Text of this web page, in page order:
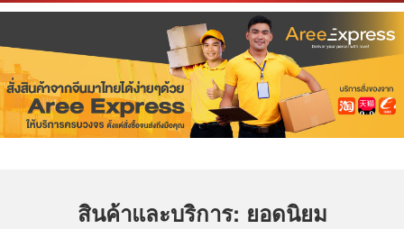
สินค้าและบริการ: ยอดนิยม